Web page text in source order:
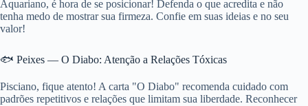
Aquariano, é hora de se posicionar! Defenda o que acredita e não
tenha medo de mostrar sua firmeza. Confie em suas ideias e no seu
valor!
🐟 Peixes — O Diabo: Atenção a Relações Tóxicas
Pisciano, fique atento! A carta "O Diabo" recomenda cuidado com
padrões repetitivos e relações que limitam sua liberdade. Reconhecer